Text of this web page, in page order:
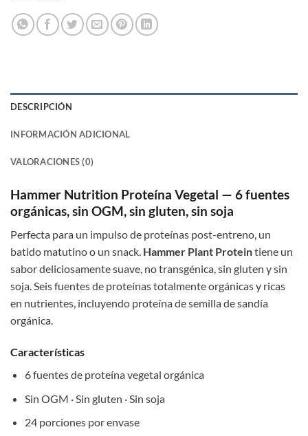
DESCRIPCIÓN
INFORMACIÓN ADICIONAL
VALORACIONES (0)
Hammer Nutrition Proteína Vegetal — 6 fuentes
orgánicas, sin OGM, sin gluten, sin soja
Perfecta para un impulso de proteínas post-entreno, un
batido matutino o un snack. Hammer Plant Proteintiene un
sabor deliciosamente suave, no transgénica, sin gluten y sin
soja. Seis fuentes de proteínas totalmente orgánicas y ricas
en nutrientes, incluyendo proteína de semilla de sandía
orgánica.
Características
6 fuentes de proteína vegetal orgánica
Sin OGM · Sin gluten · Sin soja
24 porciones por envase